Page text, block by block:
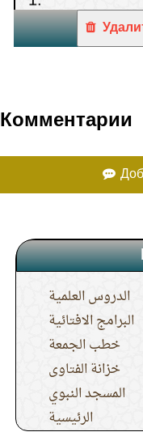
13.
правителям.
«не дай
Комментарии
الدروس العلمية
البرامج الافتائية
خطب الجمعة
خزانة الفتاوى
المسجد النبوي
الرئيسية